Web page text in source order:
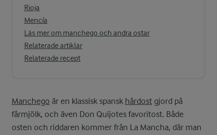
Rioja
Mencía
Läs mer om manchego och andra ostar
Relaterade artiklar
Relaterade recept
Manchego är en klassisk spansk hårdost gjord på
fårmjölk, och även Don Quijotes favoritost. Både
osten och riddaren kommer från La Mancha, där man